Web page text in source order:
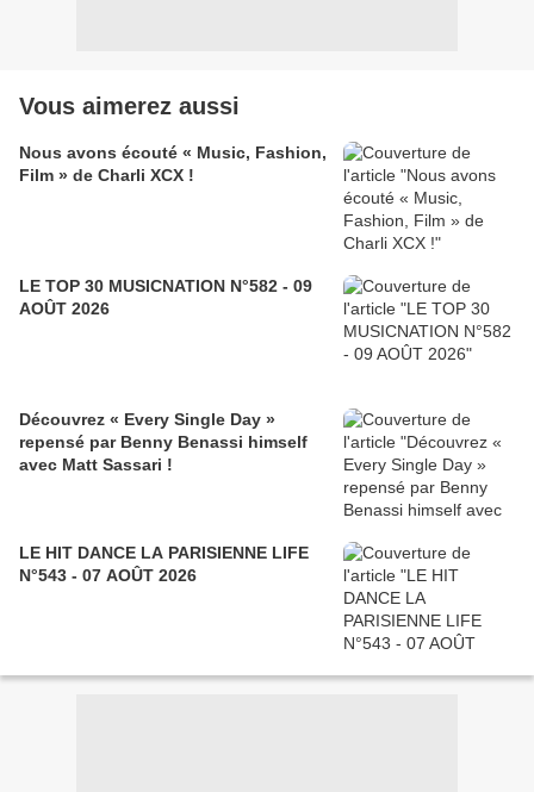
Vous aimerez aussi
Nous avons écouté « Music, Fashion,
Film » de Charli XCX !
LE TOP 30 MUSICNATION N°582 - 09
AOÛT 2026
Découvrez « Every Single Day »
repensé par Benny Benassi himself
avec Matt Sassari !
LE HIT DANCE LA PARISIENNE LIFE
N°543 - 07 AOÛT 2026